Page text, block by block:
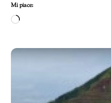
Mi piace:
Caricamento
corso…